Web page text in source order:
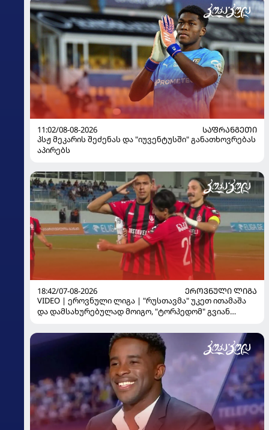
11:02/08-08-2026
ᲡᲐᲤᲠᲐᲜᲒᲔᲗᲘ
პსჟ მეკარის შეძენას და "იუვენტუსში" განათხოვრებას
აპირებს
18:42/07-08-2026
ᲔᲠᲝᲕᲜᲣᲚᲘ ᲚᲘᲒᲐ
VIDEO | ეროვნული ლიგა | "რუსთავმა" უკეთ ითამაშა
და დამსახურებულად მოიგო, "ტორპედომ" გვიან